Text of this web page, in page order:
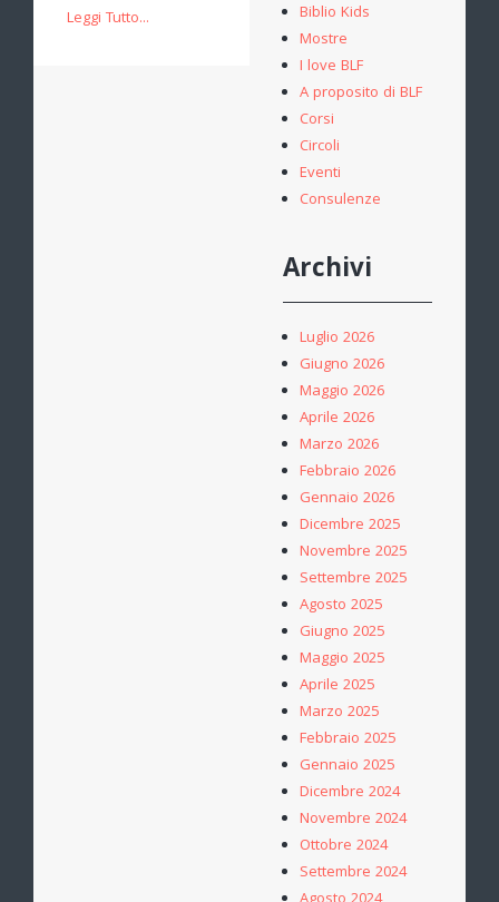
Leggi Tutto...
Biblio Kids
Mostre
I love BLF
A proposito di BLF
Corsi
Circoli
Eventi
Consulenze
Archivi
Luglio 2026
Giugno 2026
Maggio 2026
Aprile 2026
Marzo 2026
Febbraio 2026
Gennaio 2026
Dicembre 2025
Novembre 2025
Settembre 2025
Agosto 2025
Giugno 2025
Maggio 2025
Aprile 2025
Marzo 2025
Febbraio 2025
Gennaio 2025
Dicembre 2024
Novembre 2024
Ottobre 2024
Settembre 2024